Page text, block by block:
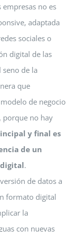
no es
adaptada
sociales o
digital de las
de la
que
de negocio
porque no hay
y final es
de un
.
de datos a
formato digital
la
con nuevas